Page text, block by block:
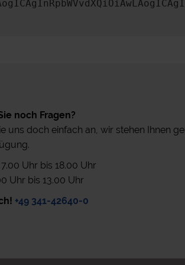
noch Fragen?
uns doch einfach an, wir stehen Ihnen
7.00 Uhr bis 18.00 Uhr
Uhr bis 13.00 Uhr
+49 341-42640-0